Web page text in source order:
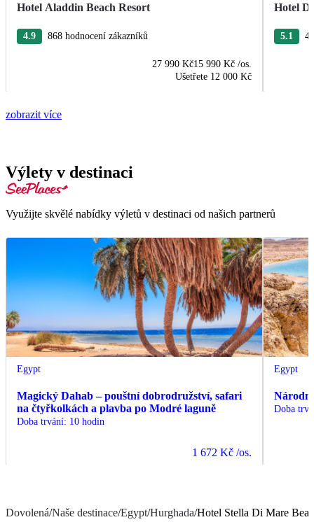
Hotel Aladdin Beach Resort
4.9 868 hodnocení zákazníků
27 990 Kč15 990 Kč /os.
Ušetřete 12 000 Kč
Hotel
5.1
zobrazit více
Výlety v destinaci
Využijte skvělé nabídky výletů v destinaci od našich partnerů
Egypt
Magický Dahab – pouštní dobrodružství, safari
na čtyřkolkách a plavba po Modré laguně
Doba trvání: 10 hodin
1 672 Kč /os.
Egypt
Doba
Dovolená/Naše destinace/Egypt/Hurghada/Hotel Stella Di Mare